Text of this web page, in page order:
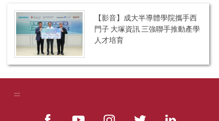
【影音】成大半導體學院攜手西
門子 大塚資訊 三強聯手推動產學
人才培育
:::